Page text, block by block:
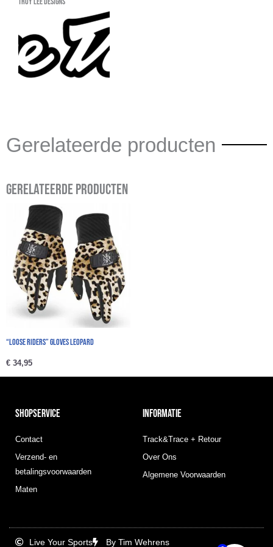
Gerelateerde producten
Gerelateerde producten
“Loose Riders” Gloves Leopard
€ 34,95
SHOPSERVICE
Contact
Verzend- en
betalingsvoorwaarden
Maten
INFORMATIE
Track&Trace + Retour
Over Ons
Algemene Voorwaarden
Live Your Sports By Tim Wehrens